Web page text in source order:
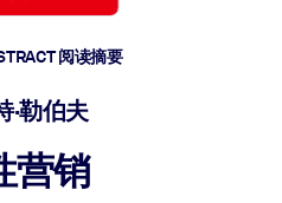
需的技能。
阅读摘要
·勒伯夫
营销